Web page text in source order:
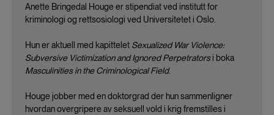
Anette Bringedal Houge er stipendiat ved institutt for
kriminologi og rettsosiologi ved Universitetet i Oslo.
Hun er aktuell med kapittelet Sexualized War Violence:
Subversive Victimization and Ignored Perpetratorsi boka
Masculinities in the Criminological Field.
Houge jobber med en doktorgrad der hun sammenligner
hvordan overgripere av seksuell vold i krig fremstilles i